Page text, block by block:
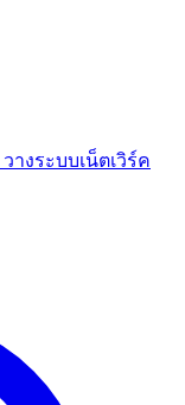
วางระบบเน็ตเวิร์ค